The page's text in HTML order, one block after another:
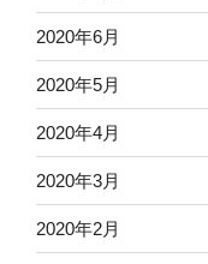
2020年6月
2020年5月
2020年4月
2020年3月
2020年2月